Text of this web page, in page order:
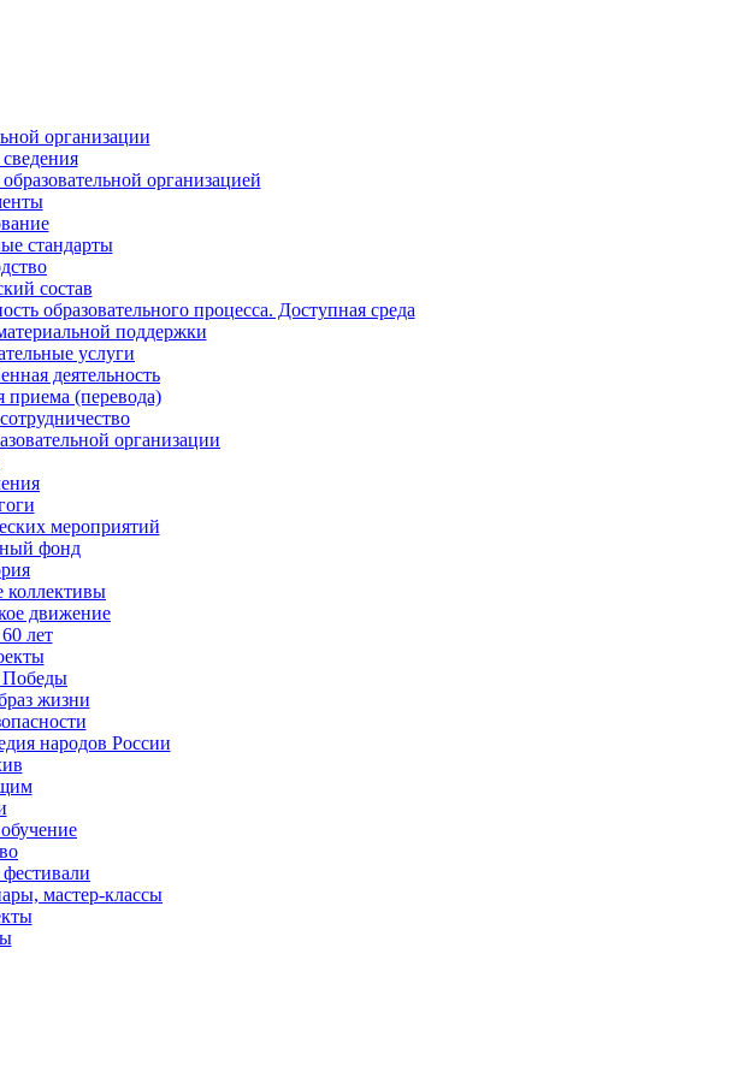
организации
организацией
стандарты
состав
образовательного процесса. Доступная среда
поддержки
услуги
деятельность
приема (перевода)
организации
мероприятий
фонд
движение
лет
жизни
народов России
мастер-классы